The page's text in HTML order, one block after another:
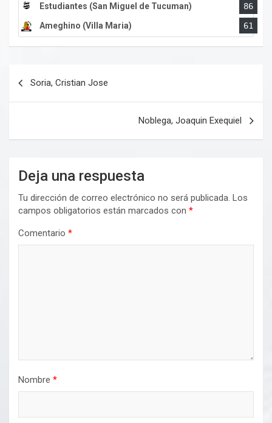
Estudiantes (San Miguel de Tucuman)
86
Ameghino (Villa Maria)
61
Soria, Cristian Jose
Noblega, Joaquin Exequiel
Deja una respuesta
Tu dirección de correo electrónico no será publicada. Los
campos obligatorios están marcados con *
Comentario *
Nombre *